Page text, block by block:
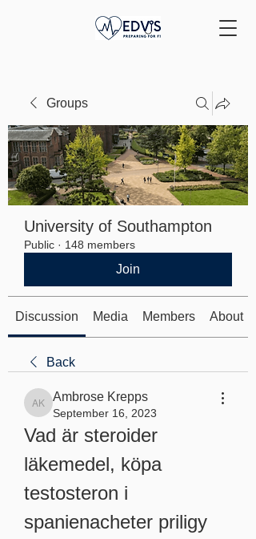
Groups
University of Southampton
Public · 148 members
Join
Discussion Media Members About
Back
Ambrose Krepps
Ambrose Krepps
September 16, 2023
Vad är steroider
läkemedel, köpa
testosteron i
spanienacheter priligy